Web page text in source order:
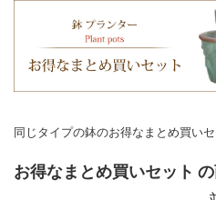
同じタイプの鉢のお得なまとめ買いセ
お得なまとめ買いセット